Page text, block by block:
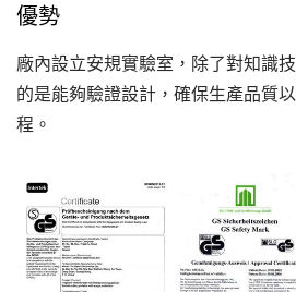
優勢
廠內設立安規實驗室，除了對知識
的是能夠驗證設計，確保生產品質
程。